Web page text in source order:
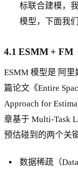
标联合建模，
模型，下面我
4.1 ESMM + FM
ESMM 模型是 阿
篇论文《Entire
Approach for
章基于 Multi-Task
预估碰到的两个关
数据稀疏（